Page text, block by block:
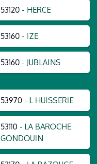
53120 - HERCE
53160 - IZE
53160 - JUBLAINS
53970 - L HUISSERIE
53110 - LA BAROCHE
GONDOUIN